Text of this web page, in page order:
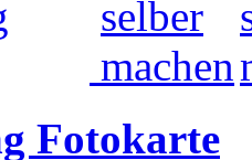
Fotokarte